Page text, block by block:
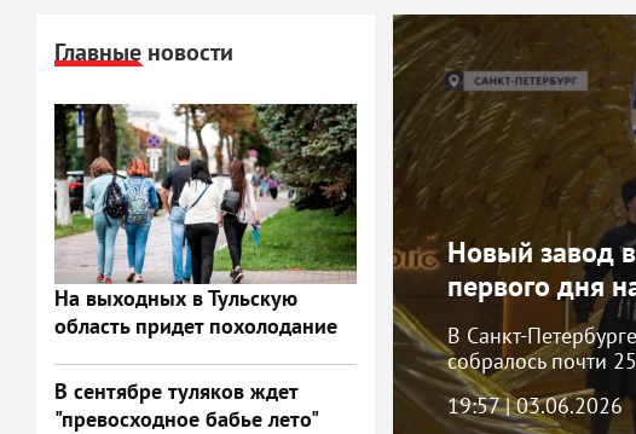
Главные новости
На выходных в Тульскую
область придет похолодание
В сентябре туляков ждет
"превосходное бабье лето"
Новый завод
первого дня
В Санкт-
собралось почти
19:57 | 03.06.2026